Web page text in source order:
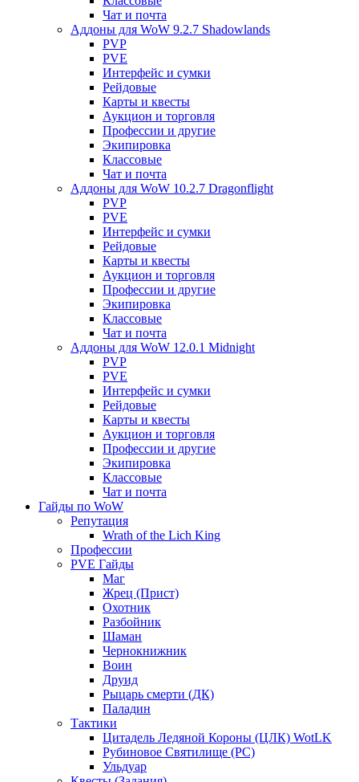
Чат и почта
Аддоны для WoW 9.2.7 Shadowlands
PVP
PVE
Интерфейс и сумки
Рейдовые
Карты и квесты
Аукцион и торговля
Профессии и другие
Экипировка
Классовые
Чат и почта
Аддоны для WoW 10.2.7 Dragonflight
PVP
PVE
Интерфейс и сумки
Рейдовые
Карты и квесты
Аукцион и торговля
Профессии и другие
Экипировка
Классовые
Чат и почта
Аддоны для WoW 12.0.1 Midnight
PVP
PVE
Интерфейс и сумки
Рейдовые
Карты и квесты
Аукцион и торговля
Профессии и другие
Экипировка
Классовые
Чат и почта
Гайды по WoW
Репутация
Wrath of the Lich King
Профессии
PVE Гайды
Маг
Жрец (Прист)
Охотник
Разбойник
Шаман
Чернокнижник
Воин
Друид
Рыцарь смерти (ДК)
Паладин
Тактики
Цитадель Ледяной Короны (ЦЛК) WotLK
Рубиновое Святилище (РС)
Ульдуар